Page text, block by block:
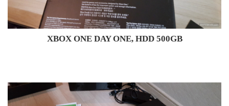
XBOX ONE DAY ONE, HDD 500GB